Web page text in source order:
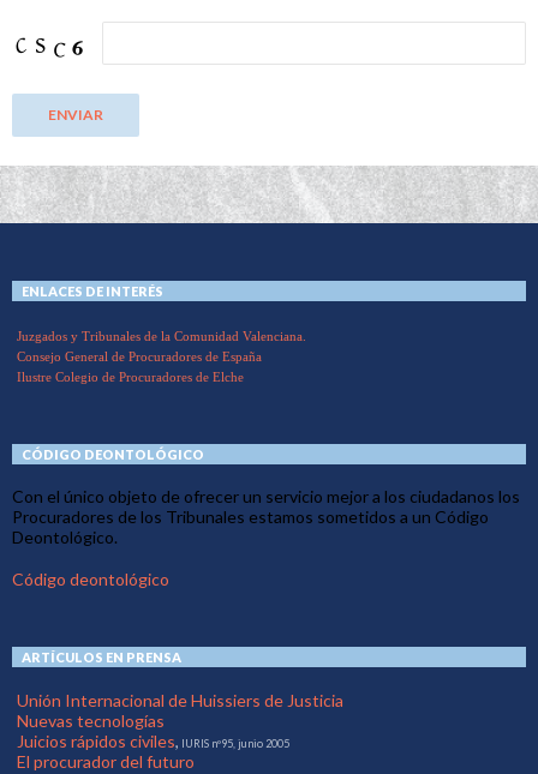
ENLACES DE INTERÉS
Juzgados y Tribunales de la Comunidad Valenciana.
Consejo General de Procuradores de España
Ilustre Colegio de Procuradores de Elche
CÓDIGO DEONTOLÓGICO
Con el único objeto de ofrecer un servicio mejor a los ciudadanos los
Procuradores de los Tribunales estamos sometidos a un Código
Deontológico.
Código deontológico
ARTÍCULOS EN PRENSA
Unión Internacional de Huissiers de Justicia
Nuevas tecnologías
Juicios rápidos civiles, IURIS nº95, junio 2005
El procurador del futuro